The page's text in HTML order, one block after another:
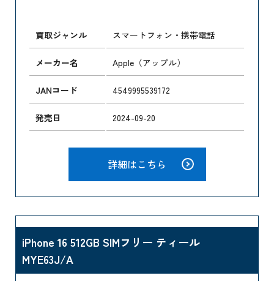
買取ジャンル スマートフォン・携帯電話
メーカー名 Apple（アップル）
JANコード 4549995539172
発売日 2024-09-20
詳細はこちら
iPhone 16 512GB SIMフリー ティール
MYE63J/A